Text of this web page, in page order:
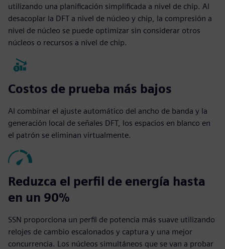
utilizando una planificación simplificada a nivel de chip. Al
desacoplar la DFT a nivel de núcleo y chip, la compresión a
nivel de núcleo se puede optimizar sin considerar otros
núcleos o recursos a nivel de chip.
Costos de prueba más bajos
Al combinar el ajuste automático del ancho de banda y la
generación local de señales DFT, los espacios en blanco en
el patrón se eliminan virtualmente.
Reduzca el perfil de energía hasta
en un 90%
SSN proporciona un perfil de potencia más suave utilizando
relojes de cambio escalonados y captura y una mejor
concurrencia. Los núcleos simultáneos que se van a probar